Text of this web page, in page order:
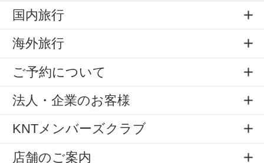
国内旅行
海外旅行
ご予約について
法人・企業のお客様
KNTメンバーズクラブ
店舗のご案内